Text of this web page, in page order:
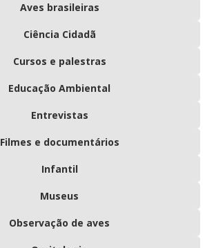
Aves brasileiras
Ciência Cidadã
Cursos e palestras
Educação Ambiental
Entrevistas
Filmes e documentários
Infantil
Museus
Observação de aves